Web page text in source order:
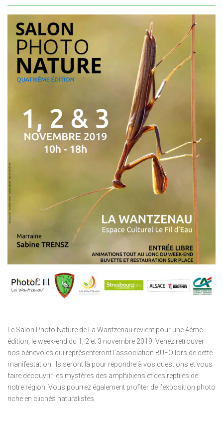
Le Salon Photo Nature de La Wantzenau revient pour une 4ème
édition, le week-end du 1, 2 et 3 novembre 2019. Venez retrouver
nos bénévoles qui représenteront l’association BUFO lors de cette
manifestation. Ils seront là pour répondre à vos questions et vous
faire découvrir les mystères des amphibiens et des reptiles de
notre région. Vous pourrez également profiter de l’exposition photo
riche en clichés naturalistes.